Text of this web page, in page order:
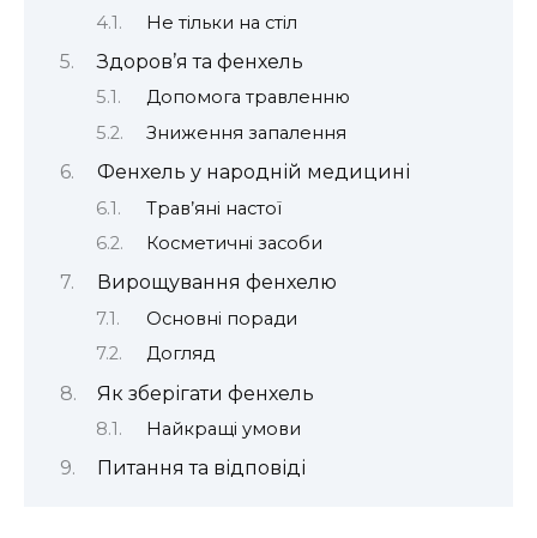
Не тільки на стіл
Здоров’я та фенхель
Допомога травленню
Зниження запалення
Фенхель у народній медицині
Трав’яні настої
Косметичні засоби
Вирощування фенхелю
Основні поради
Догляд
Як зберігати фенхель
Найкращі умови
Питання та відповіді